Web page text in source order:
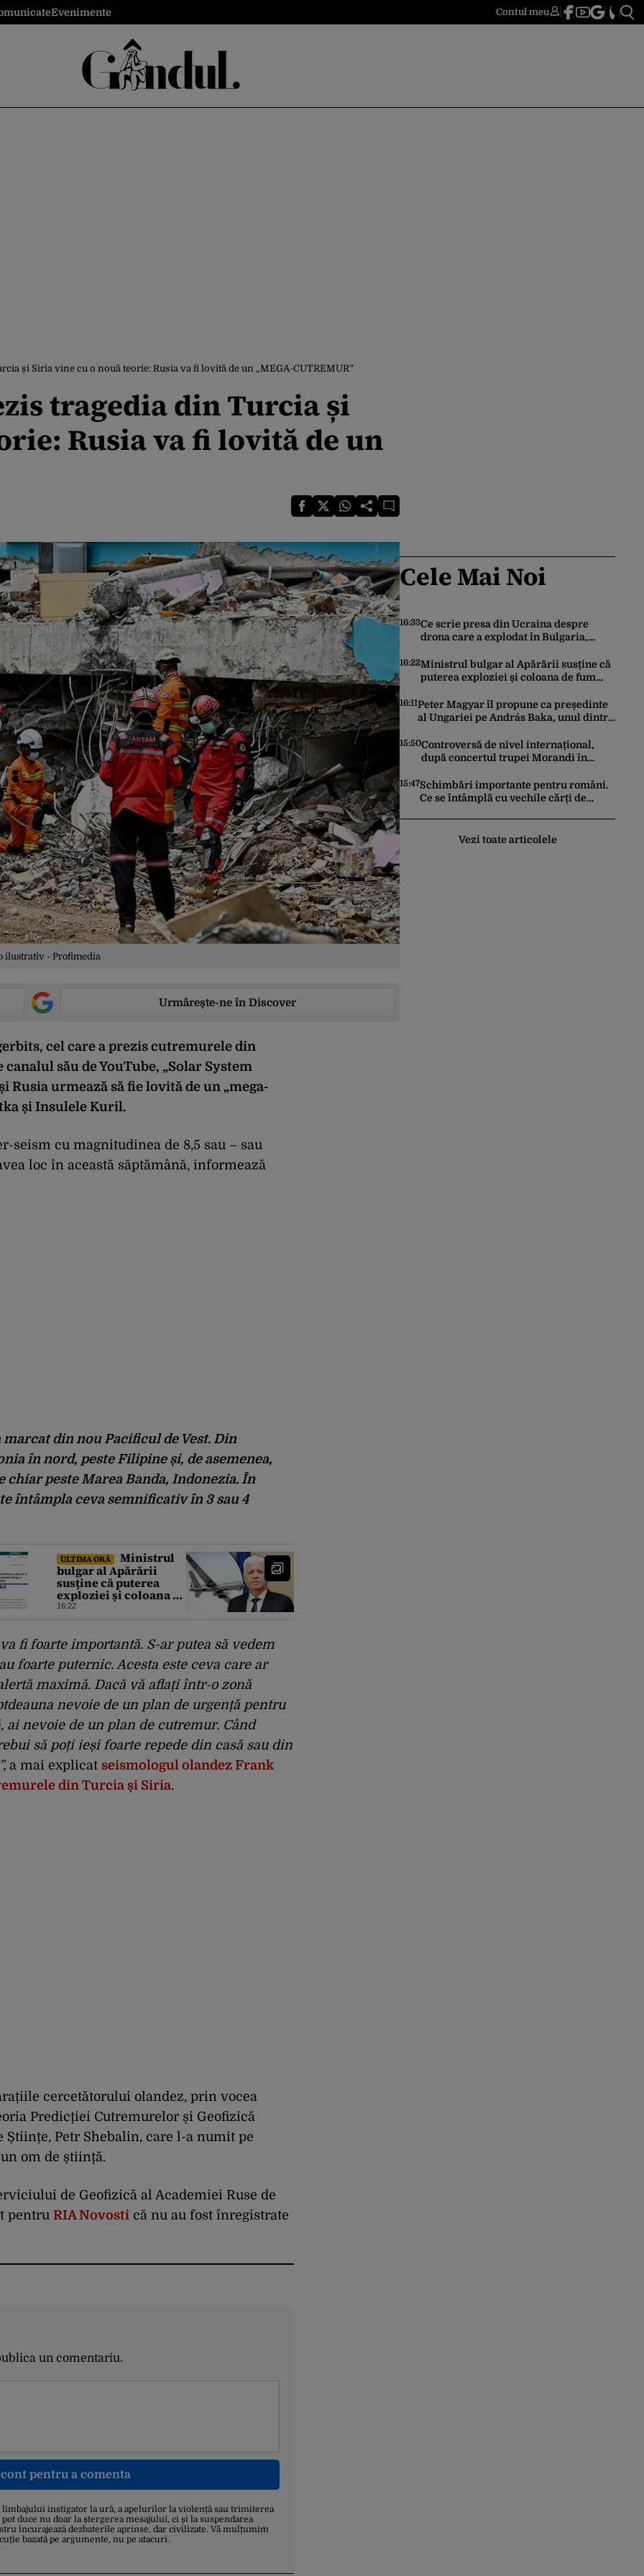
Evenimente Contul meu
și Siria vine cu o nouă teorie: Rusia va fi lovită de un „MEGA-CUTREMUR”
tragedia din Turcia și
Rusia va fi lovită de un
ilustrativ - Profimedia
Urmărește-ne în Discover
cel care a prezis cutremurele din
său de YouTube, „Solar System
Rusia urmează să fie lovită de un „mega-
și Insulele Kuril.
seism cu magnitudinea de 8,5 sau – sau
loc în această săptămână, informează
din nou Pacificul de Vest. Din
în nord, peste Filipine și, de asemenea,
chiar peste Marea Banda, Indonezia. În
întâmpla ceva semnificativ în 3 sau 4
ULTIMA ORĂ
Ministrul
bulgar al Apărării
susține că puterea
exploziei și coloana de
fum arată că drona
exploziv
16:22
fi foarte importantă. S-ar putea să vedem
foarte puternic. Acesta este ceva care ar
maximă. Dacă vă aflați într-o zonă
nevoie de un plan de urgență pentru
nevoie de un plan de cutremur. Când
să poți ieși foarte repede din casă sau din
a mai explicat seismologul olandez Frank
din Turcia și Siria.
cercetătorului olandez, prin vocea
Predicției Cutremurelor și Geofizică
Științe, Petr Shebalin, care l-a numit pe
om de știință.
de Geofizică al Academiei Ruse de
pentru RIA Novosti că nu au fost înregistrate
un comentariu.
pentru a comenta
instigator la ură, a apelurilor la violență sau trimiterea
duce nu doar la ștergerea mesajului, ci și la suspendarea
încurajează dezbaterile aprinse, dar civilizate. Vă mulțumim
bazată pe argumente, nu pe atacuri.
Cele Mai Noi
16:33Ce scrie presa din Ucraina despre
drona care a explodat în Bulgaria,
16:22Ministrul bulgar al Apărării susține că
puterea exploziei și coloana de fum
semnificativă de exploziv
16:11Peter Magyar îl propune ca președinte
al Ungariei pe András Baka, unul dintre
15:50Controversă de nivel internațional,
după concertul trupei Morandi în
protecția Rusiei
15:47Schimbări importante pentru români.
Ce se întâmplă cu vechile cărți de
Vezi toate articolele